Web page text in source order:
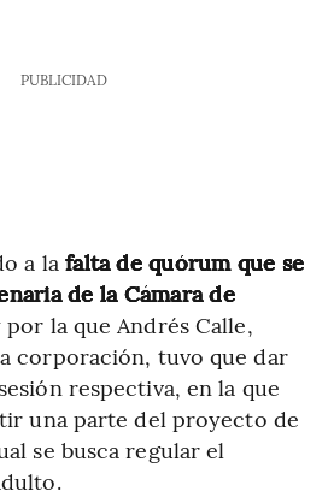
PUBLICIDAD
a la falta de quórum que se
de la Cámara de
por la que Andrés Calle,
corporación, tuvo que dar
respectiva, en la que
una parte del proyecto de
se busca regular el